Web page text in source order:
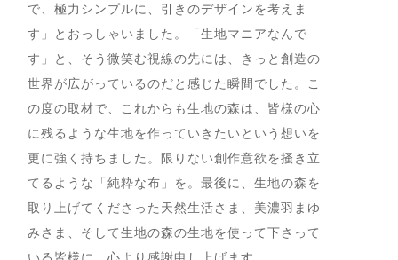
で、極力シンプルに、引きのデザインを考えま
す」とおっしゃいました。「生地マニアなんで
す」と、そう微笑む視線の先には、きっと創造の
世界が広がっているのだと感じた瞬間でした。こ
の度の取材で、これからも生地の森は、皆様の心
に残るような生地を作っていきたいという想いを
更に強く持ちました。限りない創作意欲を掻き立
てるような「純粋な布」を。最後に、生地の森を
取り上げてくださった天然生活さま、美濃羽まゆ
みさま、そして生地の森の生地を使って下さって
いる皆様に、心より感謝申し上げます。